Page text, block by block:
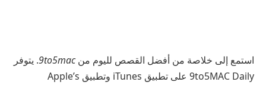
استمع إلى خلاصة من أفضل القصص لليوم من9to5mac. يتوفر
9to5MAC Daily على تطبيق iTunes وتطبيق Apple’s